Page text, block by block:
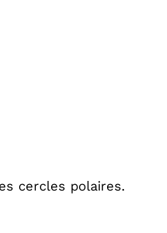
cercles polaires.